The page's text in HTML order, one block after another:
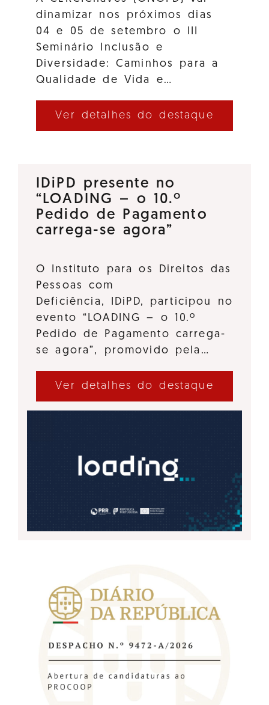
dinamizar nos próximos dias
04 e 05 de setembro o III
Seminário Inclusão e
Diversidade: Caminhos para a
Qualidade de Vida e…
Ver detalhes do destaque
IDiPD presente no
“LOADING – o 10.º
Pedido de Pagamento
carrega-se agora”
O Instituto para os Direitos das
Pessoas com
Deficiência, IDiPD, participou no
evento “LOADING – o 10.º
Pedido de Pagamento carrega-
se agora”, promovido pela…
Ver detalhes do destaque